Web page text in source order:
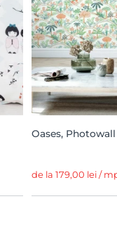
Oases, Photowall
de la 179,00 lei /